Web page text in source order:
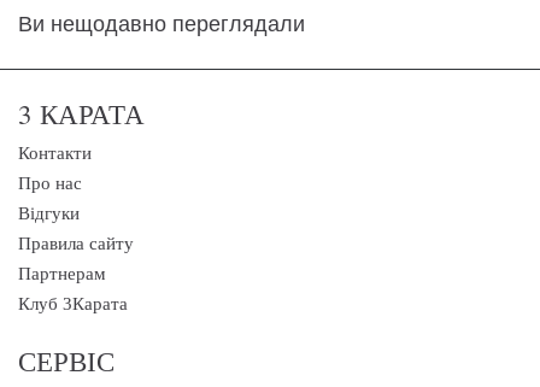
Ви нещодавно переглядали
3 КАРАТА
Контакти
Про нас
Відгуки
Правила сайту
Партнерам
Клуб 3Карата
СЕРВІС